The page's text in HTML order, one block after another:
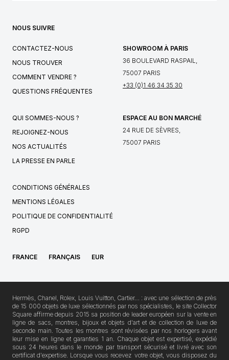
NOUS SUIVRE
CONTACTEZ-NOUS
NOUS TROUVER
COMMENT VENDRE ?
QUESTIONS FRÉQUENTES
SHOWROOM À PARIS
36 BOULEVARD RASPAIL,
75007 PARIS
+33 (0)1 46 34 35 30
QUI SOMMES-NOUS ?
REJOIGNEZ-NOUS
NOS ACTUALITÉS
LA PRESSE EN PARLE
ESPACE AU BON MARCHÉ
24 RUE DE SÈVRES,
75007 PARIS
CONDITIONS GÉNÉRALES
MENTIONS LÉGALES
POLITIQUE DE CONFIDENTIALITÉ
RGPD
FRANCE FRANÇAIS EUR
Hermès, Chanel, Rolex, Louis Vuitton, Cartier… : avec une sélection de près
de 15 000 objets de luxe sélectionnés par nos spécialistes, le site Collector
Square affirme depuis 2015 sa position de leader européen sur la vente en
ligne de sacs, montres, bijoux et objets d'art et de collection de luxe de
seconde main. Toutes les montres sont révisées par nos horlogers avant
leur mise en ligne et garanties 1 an. Chaque objet est expertisé, expédié
sous 24 heures dans le monde par transport sécurisé et livré avec son
certificat d'expertise. Lorsque vous recevez votre objet, vous disposez du